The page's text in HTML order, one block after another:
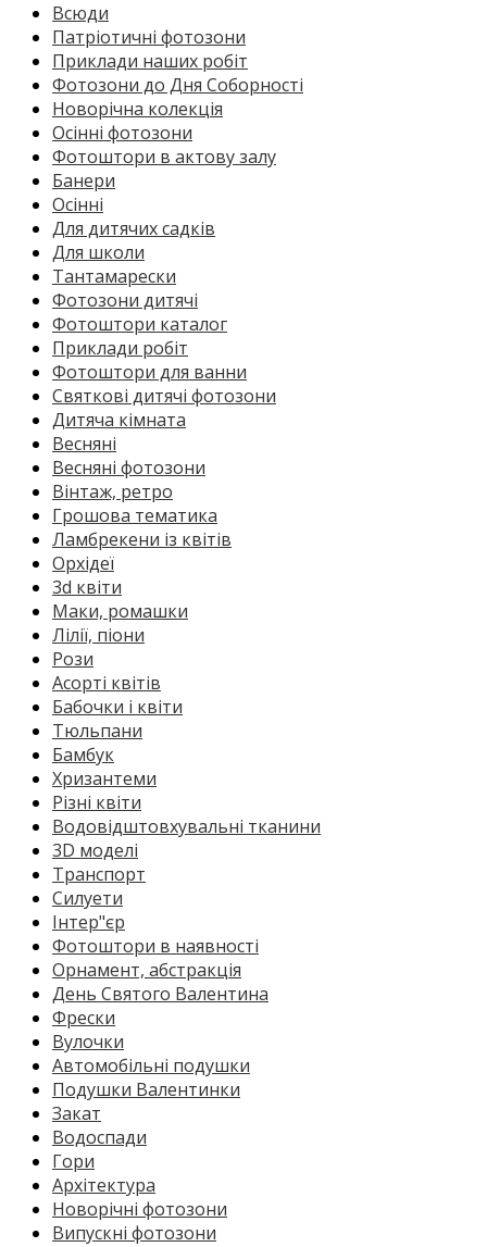
Всюди
Патріотичні фотозони
Приклади наших робіт
Фотозони до Дня Соборності
Новорічна колекція
Осінні фотозони
Фотоштори в актову залу
Банери
Осінні
Для дитячих садків
Для школи
Тантамарески
Фотозони дитячі
Фотоштори каталог
Приклади робіт
Фотоштори для ванни
Святкові дитячі фотозони
Дитяча кімната
Весняні
Весняні фотозони
Вінтаж, ретро
Грошова тематика
Ламбрекени із квітів
Орхідеї
3d квіти
Маки, ромашки
Лілії, піони
Рози
Асорті квітів
Бабочки і квіти
Тюльпани
Бамбук
Хризантеми
Різні квіти
Водовідштовхувальні тканини
3D моделі
Транспорт
Силуети
Інтер"єр
Фотоштори в наявності
Орнамент, абстракція
День Святого Валентина
Фрески
Вулочки
Автомобільні подушки
Подушки Валентинки
Закат
Водоспади
Гори
Архітектура
Новорічні фотозони
Випускні фотозони